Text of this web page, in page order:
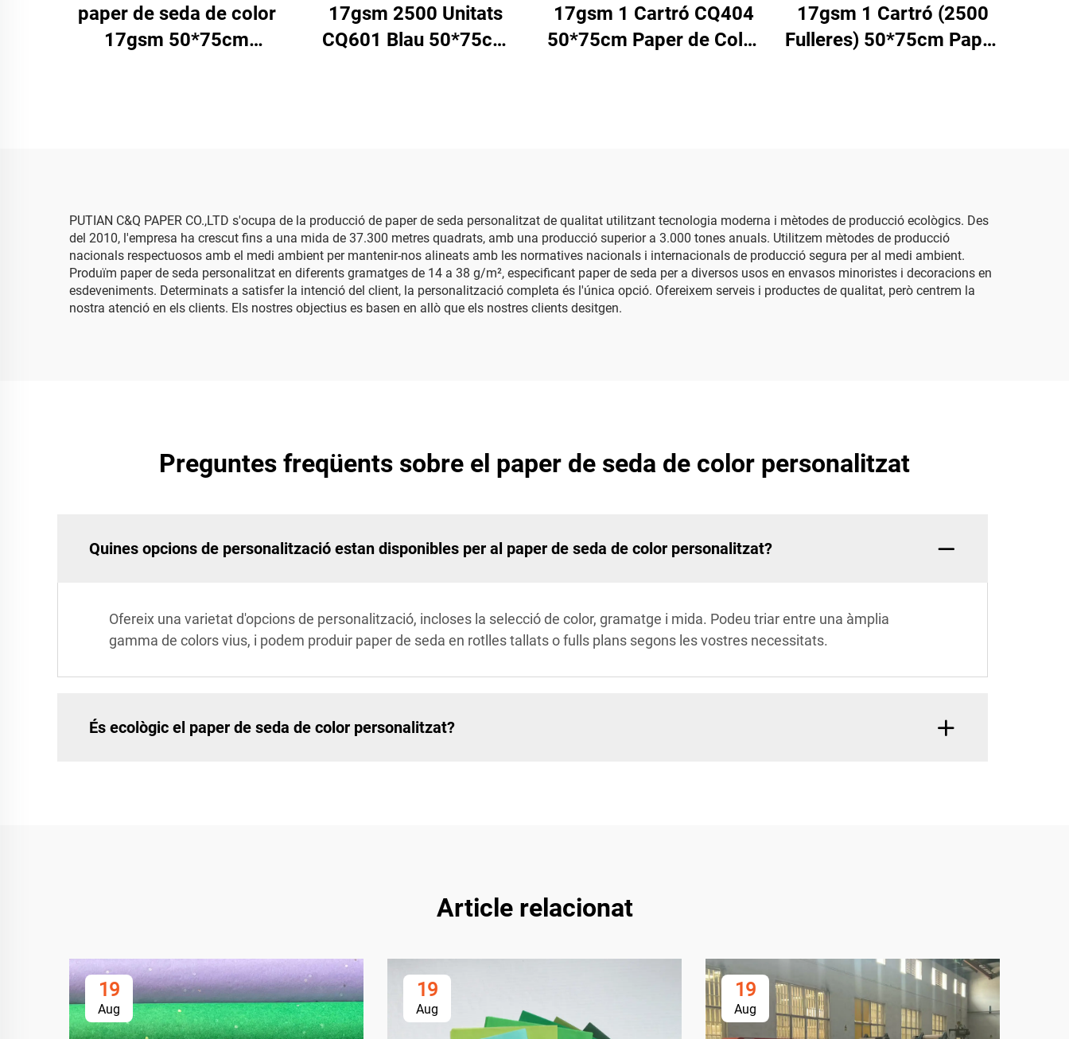
paper de seda de color
17gsm 50*75cm
17gsm 2500 Unitats
CQ601 Blau 50*75cm
17gsm 1 Cartró CQ404
50*75cm Paper de Color
17gsm 1 Cartró (2500
Fulleres) 50*75cm Paper
PUTIAN C&Q PAPER CO.,LTD s'ocupa de la producció de paper de seda personalitzat de qualitat utilitzant tecnologia moderna i mètodes de producció ecològics. Des
del 2010, l'empresa ha crescut fins a una mida de 37.300 metres quadrats, amb una producció superior a 3.000 tones anuals. Utilitzem mètodes de producció
nacionals respectuosos amb el medi ambient per mantenir-nos alineats amb les normatives nacionals i internacionals de producció segura per al medi ambient.
Produïm paper de seda personalitzat en diferents gramatges de 14 a 38 g/m², especificant paper de seda per a diversos usos en envasos minoristes i decoracions en
esdeveniments. Determinats a satisfer la intenció del client, la personalització completa és l'única opció. Ofereixem serveis i productes de qualitat, però centrem la
nostra atenció en els clients. Els nostres objectius es basen en allò que els nostres clients desitgen.
Preguntes freqüents sobre el paper de seda de color personalitzat
Quines opcions de personalització estan disponibles per al paper de seda de color personalitzat?
Ofereix una varietat d'opcions de personalització, incloses la selecció de color, gramatge i mida. Podeu triar entre una àmplia
gamma de colors vius, i podem produir paper de seda en rotlles tallats o fulls plans segons les vostres necessitats.
És ecològic el paper de seda de color personalitzat?
Article relacionat
19
Aug
19
Aug
19
Aug